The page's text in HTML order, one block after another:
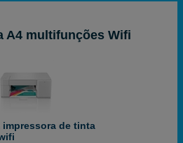
A4 multifunções Wifi
impressora de tinta